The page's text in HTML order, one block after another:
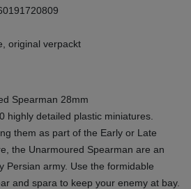
original verpackt
Spearman 28mm
highly detailed plastic miniatures.
them as part of the Early or Late
the Unarmoured Spearman are an
Persian army. Use the formidable
and spara to keep your enemy at bay.